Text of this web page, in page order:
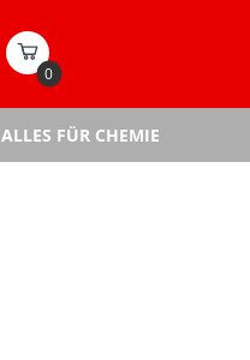
0
ALLES FÜR CHEMIE